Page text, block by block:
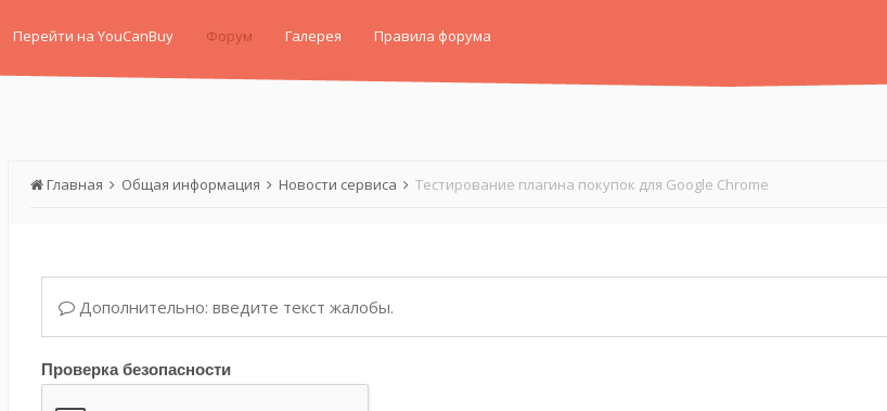
Перейти на YouCanBuy Форум Галерея Правила форума
Главная Общая информация Новости сервиса Тестирование плагина покупок для Google Chrome
Дополнительно: введите текст жалобы.
Проверка безопасности